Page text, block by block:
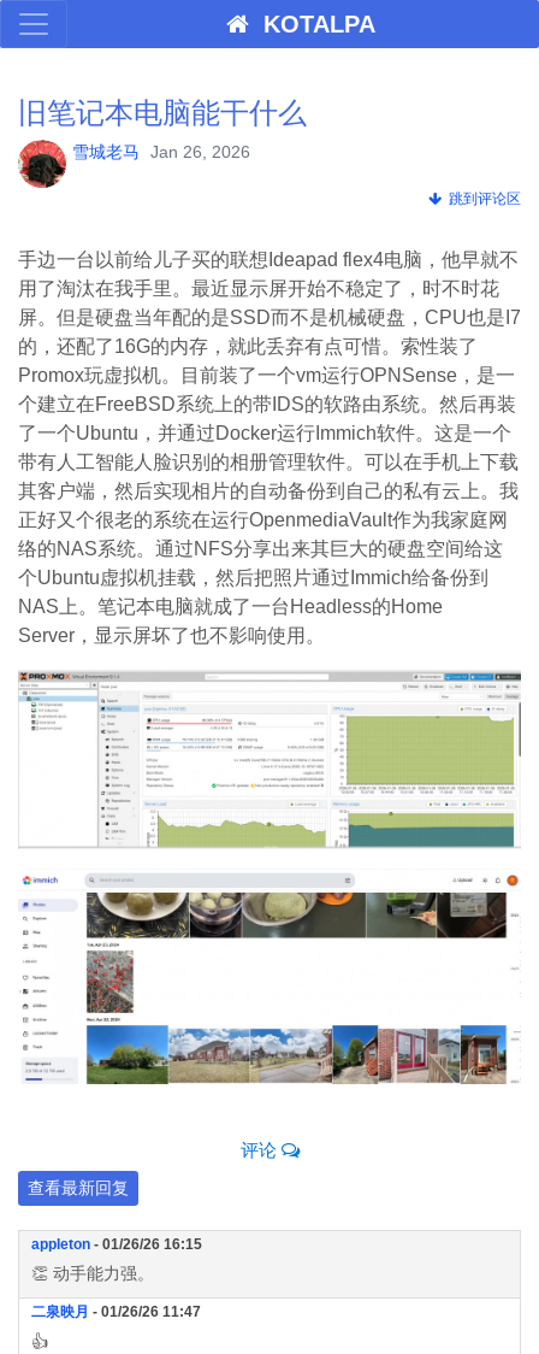
KOTALPA
旧笔记本电脑能干什么
雪城老马 Jan 26, 2026
跳到评论区
手边一台以前给儿子买的联想Ideapad flex4电脑，他早就不
用了淘汰在我手里。最近显示屏开始不稳定了，时不时花
屏。但是硬盘当年配的是SSD而不是机械硬盘，CPU也是I7
的，还配了16G的内存，就此丢弃有点可惜。索性装了
Promox玩虚拟机。目前装了一个vm运行OPNSense，是一
个建立在FreeBSD系统上的带IDS的软路由系统。然后再装
了一个Ubuntu，并通过Docker运行Immich软件。这是一个
带有人工智能人脸识别的相册管理软件。可以在手机上下载
其客户端，然后实现相片的自动备份到自己的私有云上。我
正好又个很老的系统在运行OpenmediaVault作为我家庭网
络的NAS系统。通过NFS分享出来其巨大的硬盘空间给这
个Ubuntu虚拟机挂载，然后把照片通过Immich给备份到
NAS上。笔记本电脑就成了一台Headless的Home
Server，显示屏坏了也不影响使用。
评论
查看最新回复
appleton - 01/26/26 16:15
👏 动手能力强。
二泉映月 - 01/26/26 11:47
👍